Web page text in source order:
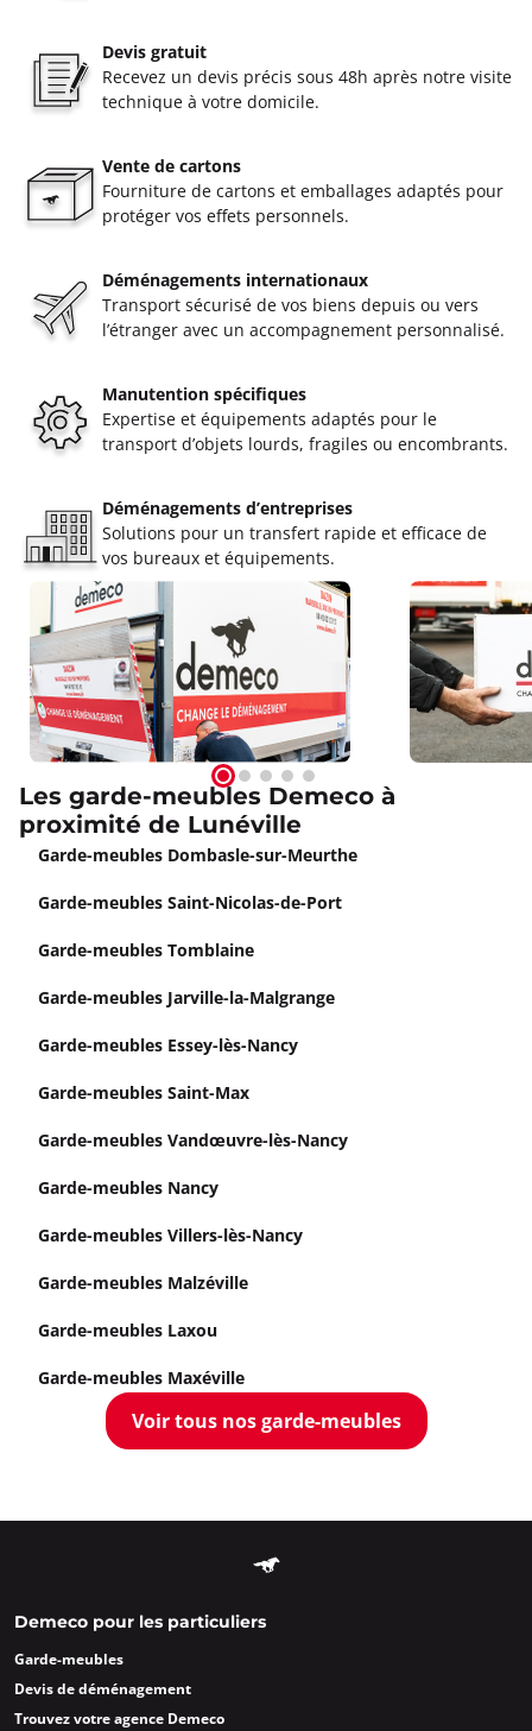
Devis gratuit
Recevez un devis précis sous 48h après notre visite
technique à votre domicile.
Vente de cartons
Fourniture de cartons et emballages adaptés pour
protéger vos effets personnels.
Déménagements internationaux
Transport sécurisé de vos biens depuis ou vers
l’étranger avec un accompagnement personnalisé.
Manutention spécifiques
Expertise et équipements adaptés pour le
transport d’objets lourds, fragiles ou encombrants.
Déménagements d’entreprises
Solutions pour un transfert rapide et efficace de
vos bureaux et équipements.
Les garde-meubles Demeco à
proximité de Lunéville
Garde-meubles Dombasle-sur-Meurthe
Garde-meubles Saint-Nicolas-de-Port
Garde-meubles Tomblaine
Garde-meubles Jarville-la-Malgrange
Garde-meubles Essey-lès-Nancy
Garde-meubles Saint-Max
Garde-meubles Vandœuvre-lès-Nancy
Garde-meubles Nancy
Garde-meubles Villers-lès-Nancy
Garde-meubles Malzéville
Garde-meubles Laxou
Garde-meubles Maxéville
Voir tous nos garde-meubles
Demeco pour les particuliers
Garde-meubles
Devis de déménagement
Trouvez votre agence Demeco